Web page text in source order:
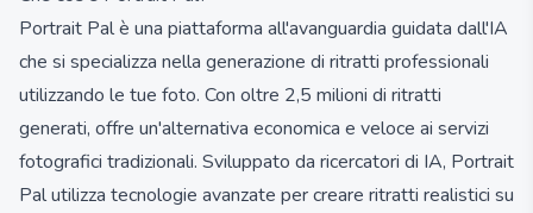
Portrait Pal è una piattaforma all'avanguardia guidata dall'IA
che si specializza nella generazione di ritratti professionali
utilizzando le tue foto. Con oltre 2,5 milioni di ritratti
generati, offre un'alternativa economica e veloce ai servizi
fotografici tradizionali. Sviluppato da ricercatori di IA, Portrait
Pal utilizza tecnologie avanzate per creare ritratti realistici su